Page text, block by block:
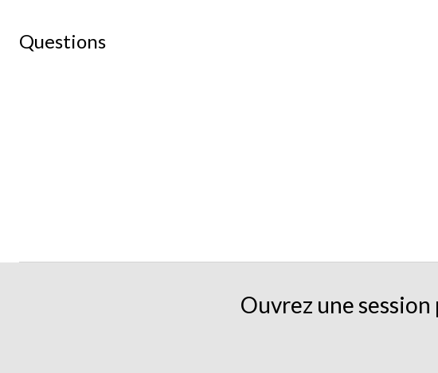
Questions
Ouvrez une